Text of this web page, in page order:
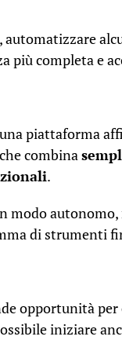
più completa e
piattaforma
combina
.
modo
di strumenti
opportunità
iniziare